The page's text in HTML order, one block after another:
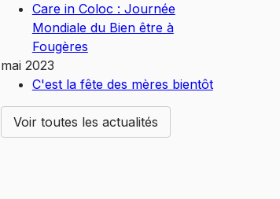
Care in Coloc : Journée
Mondiale du Bien être à
Fougères
mai 2023
C'est la fête des mères bientôt
Voir toutes les actualités